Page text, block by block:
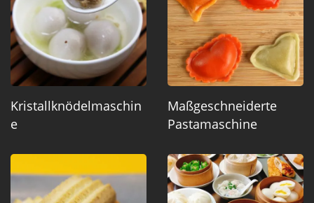
Kristallknödelmaschin
E
Maßgeschneiderte
Pastamaschine